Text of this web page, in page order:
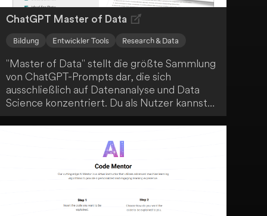
ChatGPT Master of Data
Bildung Entwickler Tools Research & Data
"Master of Data" stellt die größte Sammlung
von ChatGPT-Prompts dar, die sich
ausschließlich auf Datenanalyse und Data
Science konzentriert. Du als Nutzer kannst
die Prompts verwenden, um ChatGPT als
Co-Pilot auf deinem Lernweg zu integrieren.
Nach dem Erfolg von ChatGPT Data &
Analytics erweitert diese Ressource die
Toolbox für angehende Datenexperten.